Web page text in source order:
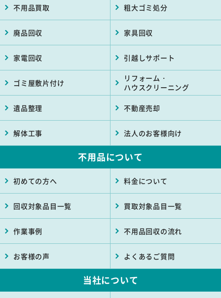
不用品買取 粗大ゴミ処分
廃品回収 家具回収
家電回収 引越しサポート
ゴミ屋敷片付け
リフォーム・
ハウスクリーニング
遺品整理 不動産売却
解体工事 法人のお客様向け
不用品について
初めての方へ 料金について
回収対象品目一覧 買取対象品目一覧
作業事例 不用品回収の流れ
お客様の声 よくあるご質問
当社について